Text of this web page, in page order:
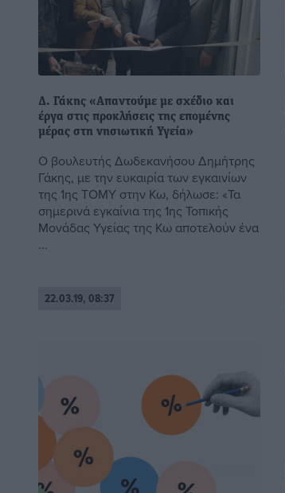
Δ. Γάκης «Απαντούμε με σχέδιο και
έργα στις προκλήσεις της επομένης
μέρας στη νησιωτική Υγεία»
Ο βουλευτής Δωδεκανήσου Δημήτρης
Γάκης, με την ευκαιρία των εγκαινίων
της 1ης ΤΟΜΥ στην Κω, δήλωσε: «Τα
σημερινά εγκαίνια της 1ης Τοπικής
Μονάδας Υγείας της Κω αποτελούν ένα
...
22.03.19, 08:37